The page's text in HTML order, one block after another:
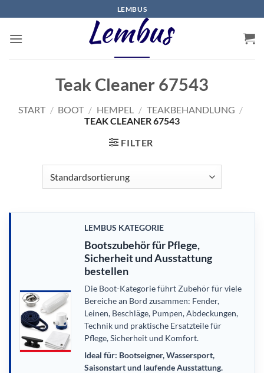
Inhalt
springen
LEMBUS
Teak Cleaner 67543
START / BOOT / HEMPEL / TEAKBEHANDLUNG /
TEAK CLEANER 67543
FILTER
LEMBUS KATEGORIE
Bootszubehör für Pflege,
Sicherheit und Ausstattung
bestellen
Die Boot-Kategorie führt Zubehör für viele
Bereiche an Bord zusammen: Fender,
Leinen, Beschläge, Pumpen, Abdeckungen,
Technik und praktische Ersatzteile für
Pflege, Sicherheit und Komfort.
Ideal für: Bootseigner, Wassersport,
Saisonstart und laufende Ausstattung.